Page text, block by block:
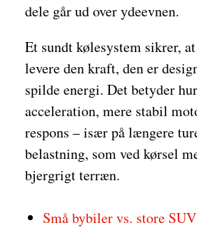
dele går ud over ydeevnen.
Et sundt kølesystem sikrer,
levere den kraft, den er
spilde energi. Det betyder
acceleration, mere stabil
respons – især på længere
belastning, som ved kørsel
bjergrigt terræn.
Små bybiler vs. store